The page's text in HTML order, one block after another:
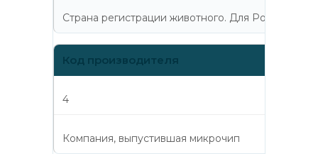
Страна регистрации животного. Для России —
Код производителя
4
Компания, выпустившая микрочип